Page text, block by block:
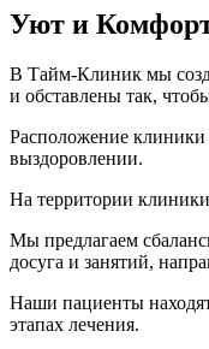
Уют и
В Тайм-Клиник мы
и обставлены так,
Расположение клиники
выздоровлении.
На территории
Мы предлагаем
досуга и занятий,
Наши пациенты
этапах лечения.